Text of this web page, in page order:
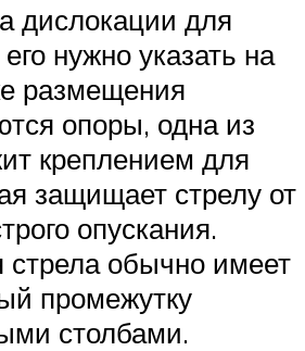
дислокации для
нужно указать на
размещения
опоры, одна из
креплением для
защищает стрелу от
опускания.
обычно имеет
промежутку
столбами.